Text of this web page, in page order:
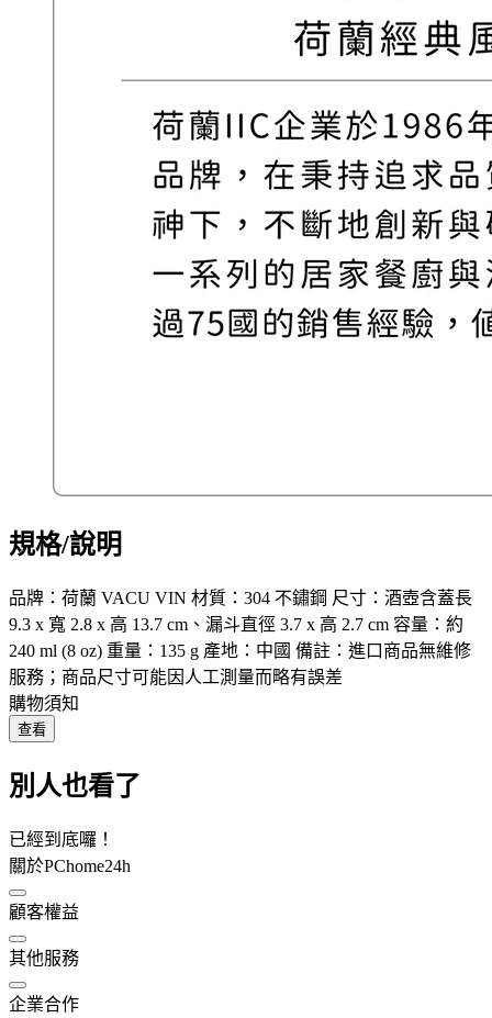
規格/說明
品牌：荷蘭 VACU VIN 材質：304 不鏽鋼 尺寸：酒壺含蓋長
9.3 x 寬 2.8 x 高 13.7 cm、漏斗直徑 3.7 x 高 2.7 cm 容量：約
240 ml (8 oz) 重量：135 g 產地：中國 備註：進口商品無維修
服務；商品尺寸可能因人工測量而略有誤差
購物須知
查看
別人也看了
已經到底囉！
關於PChome24h
顧客權益
其他服務
企業合作